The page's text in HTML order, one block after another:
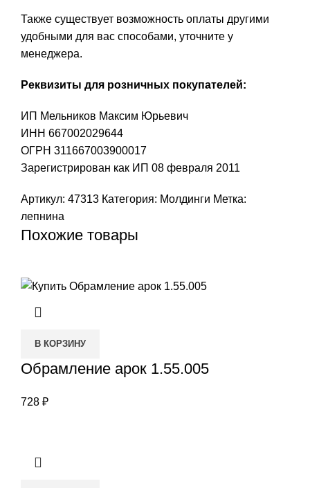
Также существует возможность оплаты другими
удобными для вас способами, уточните у
менеджера.
Реквизиты для розничных покупателей:
ИП Мельников Максим Юрьевич
ИНН 667002029644
ОГРН 311667003900017
Зарегистрирован как ИП 08 февраля 2011
Артикул: 47313 Категория: Молдинги Метка:
лепнина
Похожие товары
В КОРЗИНУ
Обрамление арок 1.55.005
728 ₽